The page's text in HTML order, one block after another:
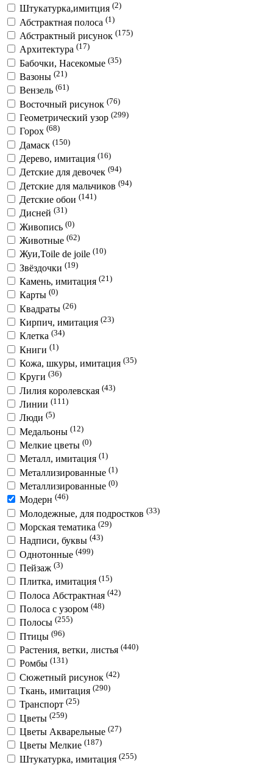
Штукатурка,имитция (2)
Абстрактная полоса (1)
Абстрактный рисунок (175)
Архитектура (17)
Бабочки, Насекомые (35)
Вазоны (21)
Вензель (61)
Восточный рисунок (76)
Геометрический узор (299)
Горох (68)
Дамаск (150)
Дерево, имитация (16)
Детские для девочек (94)
Детские для мальчиков (94)
Детские обои (141)
Дисней (31)
Живопись (0)
Животные (62)
Жуи,Toile de joile (10)
Звёздочки (19)
Камень, имитация (21)
Карты (0)
Квадраты (26)
Кирпич, имитация (23)
Клетка (34)
Книги (1)
Кожа, шкуры, имитация (35)
Круги (36)
Лилия королевская (43)
Линии (111)
Люди (5)
Медальоны (12)
Мелкие цветы (0)
Металл, имитация (1)
Металлизированные (1)
Металлизированные (0)
Модерн (46)
Молодежные, для подростков (33)
Морская тематика (29)
Надписи, буквы (43)
Однотонные (499)
Пейзаж (3)
Плитка, имитация (15)
Полоса Абстрактная (42)
Полоса с узором (48)
Полосы (255)
Птицы (96)
Растения, ветки, листья (440)
Ромбы (131)
Сюжетный рисунок (42)
Ткань, имитация (290)
Транспорт (25)
Цветы (259)
Цветы Акварельные (27)
Цветы Мелкие (187)
Штукатурка, имитация (255)